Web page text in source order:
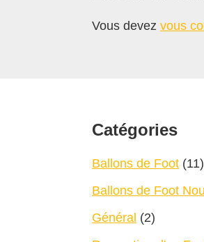
Vous devez vous
Catégories
Ballons de Foot (11)
Ballons de Foot
Général (2)